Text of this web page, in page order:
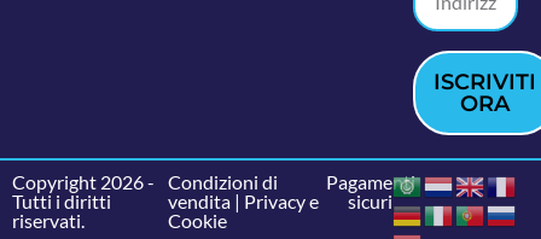
ISCRIVITI
ORA
Copyright 2026 -
Tutti i diritti
riservati.
Condizioni di
vendita| Privacy e
Cookie
Pagamenti
sicuri